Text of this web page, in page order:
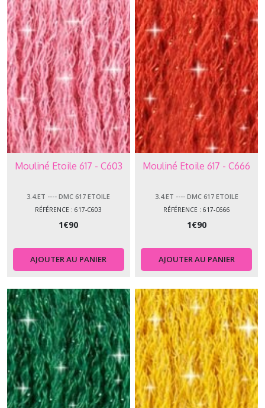
Mouliné Etoile 617 - C603
3.4.ET ---- DMC 617 ETOILE
RÉFÉRENCE : 617-C603
1€90
AJOUTER AU PANIER
Mouliné Etoile 617 - C666
3.4.ET ---- DMC 617 ETOILE
RÉFÉRENCE : 617-C666
1€90
AJOUTER AU PANIER